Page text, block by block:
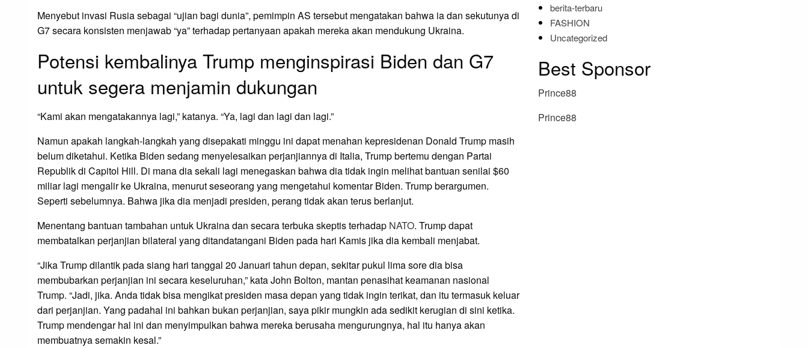
Menyebut invasi Rusia sebagai “ujian bagi dunia”, pemimpin AS tersebut mengatakan bahwa ia dan sekutunya di
G7 secara konsisten menjawab “ya” terhadap pertanyaan apakah mereka akan mendukung Ukraina.
Potensi kembalinya Trump menginspirasi Biden dan G7
untuk segera menjamin dukungan
“Kami akan mengatakannya lagi,” katanya. “Ya, lagi dan lagi dan lagi.”
Namun apakah langkah-langkah yang disepakati minggu ini dapat menahan kepresidenan Donald Trump masih
belum diketahui. Ketika Biden sedang menyelesaikan perjanjiannya di Italia, Trump bertemu dengan Partai
Republik di Capitol Hill. Di mana dia sekali lagi menegaskan bahwa dia tidak ingin melihat bantuan senilai $60
miliar lagi mengalir ke Ukraina, menurut seseorang yang mengetahui komentar Biden. Trump berargumen.
Seperti sebelumnya. Bahwa jika dia menjadi presiden, perang tidak akan terus berlanjut.
Menentang bantuan tambahan untuk Ukraina dan secara terbuka skeptis terhadap NATO. Trump dapat
membatalkan perjanjian bilateral yang ditandatangani Biden pada hari Kamis jika dia kembali menjabat.
“Jika Trump dilantik pada siang hari tanggal 20 Januari tahun depan, sekitar pukul lima sore dia bisa
membubarkan perjanjian ini secara keseluruhan,” kata John Bolton, mantan penasihat keamanan nasional
Trump. “Jadi, jika. Anda tidak bisa mengikat presiden masa depan yang tidak ingin terikat, dan itu termasuk keluar
dari perjanjian. Yang padahal ini bahkan bukan perjanjian, saya pikir mungkin ada sedikit kerugian di sini ketika.
Trump mendengar hal ini dan menyimpulkan bahwa mereka berusaha mengurungnya, hal itu hanya akan
membuatnya semakin kesal.”
berita-terbaru
FASHION
Uncategorized
Best Sponsor
Prince88
Prince88